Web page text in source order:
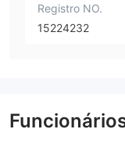
Registro NO.
15224232